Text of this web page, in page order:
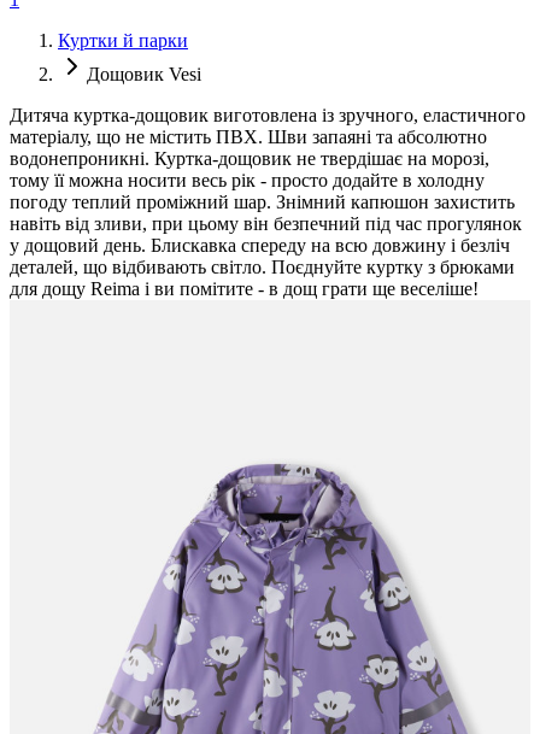
Куртки й парки
Дощовик Vesi
Дитяча куртка-дощовик виготовлена із зручного, еластичного
матеріалу, що не містить ПВХ. Шви запаяні та абсолютно
водонепроникні. Куртка-дощовик не твердішає на морозі,
тому її можна носити весь рік - просто додайте в холодну
погоду теплий проміжний шар. Знімний капюшон захистить
навіть від зливи, при цьому він безпечний під час прогулянок
у дощовий день. Блискавка спереду на всю довжину і безліч
деталей, що відбивають світло. Поєднуйте куртку з брюками
для дощу Reima і ви помітите - в дощ грати ще веселіше!